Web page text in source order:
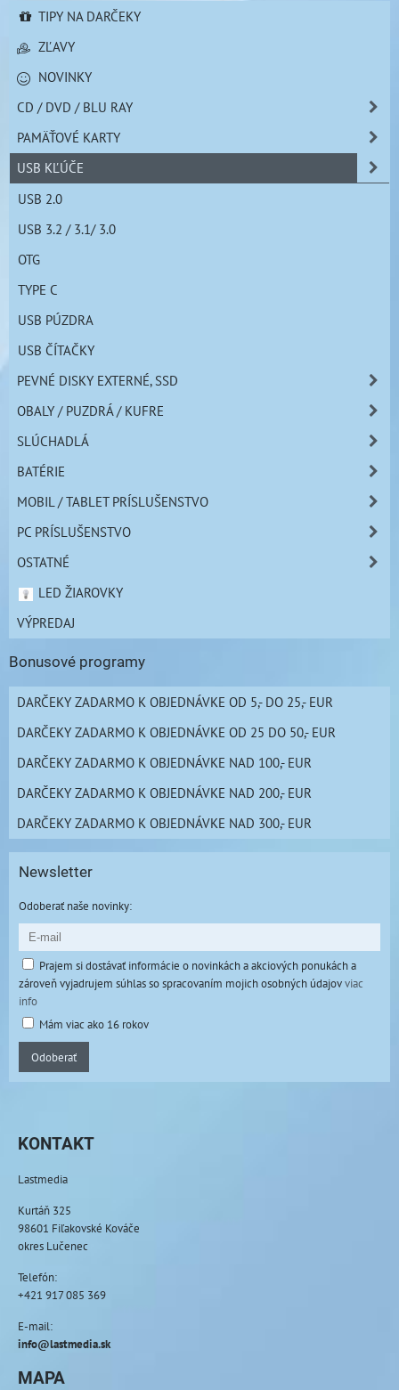
TIPY NA DARČEKY
ZĽAVY
NOVINKY
CD / DVD / BLU RAY
PAMÄŤOVÉ KARTY
USB KĽÚČE
USB 2.0
USB 3.2 / 3.1/ 3.0
OTG
TYPE C
USB PÚZDRA
USB ČÍTAČKY
PEVNÉ DISKY EXTERNÉ, SSD
OBALY / PUZDRÁ / KUFRE
SLÚCHADLÁ
BATÉRIE
MOBIL / TABLET PRÍSLUŠENSTVO
PC PRÍSLUŠENSTVO
OSTATNÉ
LED ŽIAROVKY
VÝPREDAJ
Bonusové programy
DARČEKY ZADARMO K OBJEDNÁVKE OD 5,- DO 25,- EUR
DARČEKY ZADARMO K OBJEDNÁVKE OD 25 DO 50,- EUR
DARČEKY ZADARMO K OBJEDNÁVKE NAD 100,- EUR
DARČEKY ZADARMO K OBJEDNÁVKE NAD 200,- EUR
DARČEKY ZADARMO K OBJEDNÁVKE NAD 300,- EUR
Newsletter
Odoberať naše novinky:
Prajem si dostávať informácie o novinkách a akciových ponukách a
zároveň vyjadrujem súhlas so spracovaním mojich osobných údajovviac
info
Mám viac ako 16 rokov
Odoberať
KONTAKT
Lastmedia
Kurtáň 325
98601 Fiľakovské Kováče
okres Lučenec
Telefón:
+421 917 085 369
E-mail:
info@lastmedia.sk
MAPA